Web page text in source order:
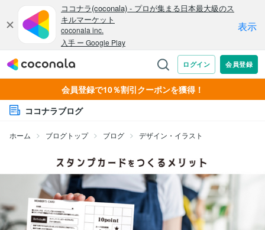
会員登録で10％割引クーポンを獲得！
ココナラブログ
ホーム ブログトップ ブログ デザイン・イラスト